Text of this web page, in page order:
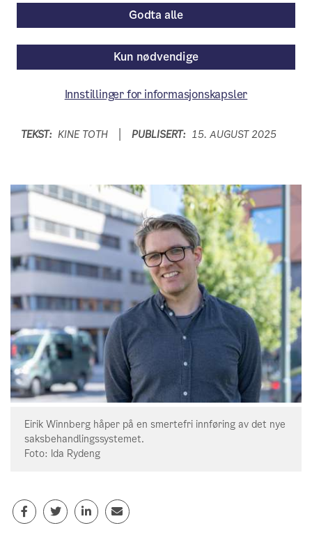
skyen
Med et nytt saksbehandlingssystem
satser Plan- og bygningsetaten på å gjøre
effektiv og brukervennlig.
TEKST: KINE TOTH PUBLISERT: 15. AUGUST 2025
Eirik Winnberg håper på en smertefri innføring av det nye
saksbehandlingssystemet.
Foto: Ida Rydeng
Kun nødvendige
Godta alle
Innstillinger for informasjonskapsler